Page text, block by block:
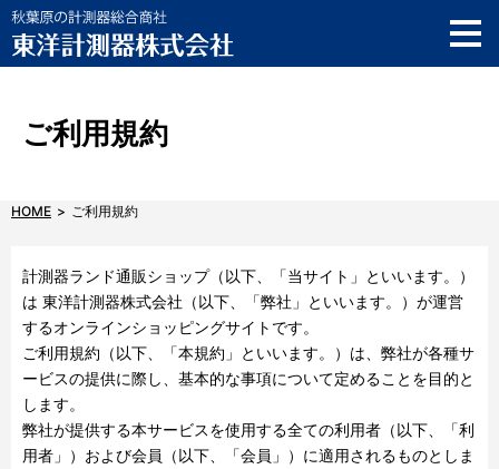
ご利用ガイド
製品サポート情報
お知らせ
English
お問い合わせ
ご利用規約
HOME ご利用規約
計測器ランド通販ショップ（以下、「当サイト」といいます。）
は 東洋計測器株式会社（以下、「弊社」といいます。）が運営
するオンラインショッピングサイトです。
ご利用規約（以下、「本規約」といいます。）は、弊社が各種サ
ービスの提供に際し、基本的な事項について定めることを目的と
します。
弊社が提供する本サービスを使用する全ての利用者（以下、「利
用者」）および会員（以下、「会員」）に適用されるものとしま